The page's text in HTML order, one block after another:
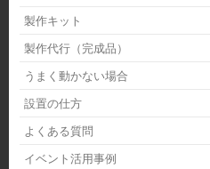
製作キット
製作代行（完成品）
うまく動かない場合
設置の仕方
よくある質問
イベント活用事例